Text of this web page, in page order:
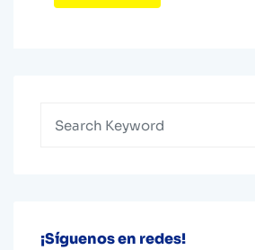
¡Síguenos en redes!